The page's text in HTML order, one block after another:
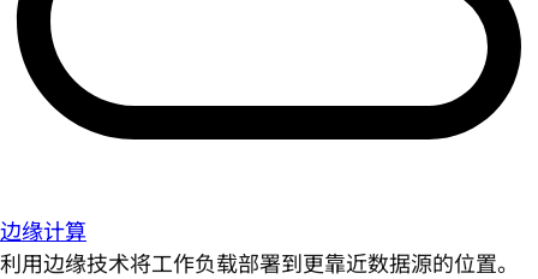
边缘计算
利用边缘技术将工作负载部署到更靠近数据源的位置。